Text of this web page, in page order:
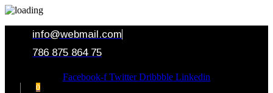
info@webmail.com
786 875 864 75
Facebook-f Twitter Dribbble Linkedin
0